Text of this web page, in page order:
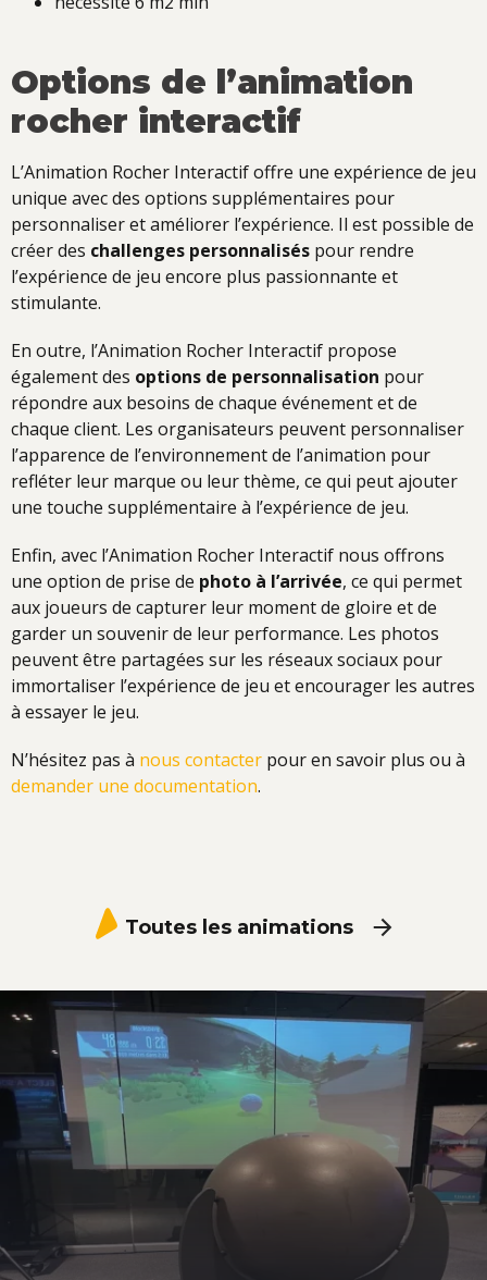
Options de l’animation
rocher interactif
L’Animation Rocher Interactif offre une expérience de jeu
unique avec des options supplémentaires pour
personnaliser et améliorer l’expérience. Il est possible de
créer des challenges personnalisés pour rendre
l’expérience de jeu encore plus passionnante et
stimulante.
En outre, l’Animation Rocher Interactif propose
également des options de personnalisation pour
répondre aux besoins de chaque événement et de
chaque client. Les organisateurs peuvent personnaliser
l’apparence de l’environnement de l’animation pour
refléter leur marque ou leur thème, ce qui peut ajouter
une touche supplémentaire à l’expérience de jeu.
Enfin, avec l’Animation Rocher Interactif nous offrons
une option de prise de photo à l’arrivée, ce qui permet
aux joueurs de capturer leur moment de gloire et de
garder un souvenir de leur performance. Les photos
peuvent être partagées sur les réseaux sociaux pour
immortaliser l’expérience de jeu et encourager les autres
à essayer le jeu.
N’hésitez pas à nous contacter pour en savoir plus ou à
demander une documentation.
Toutes les animations